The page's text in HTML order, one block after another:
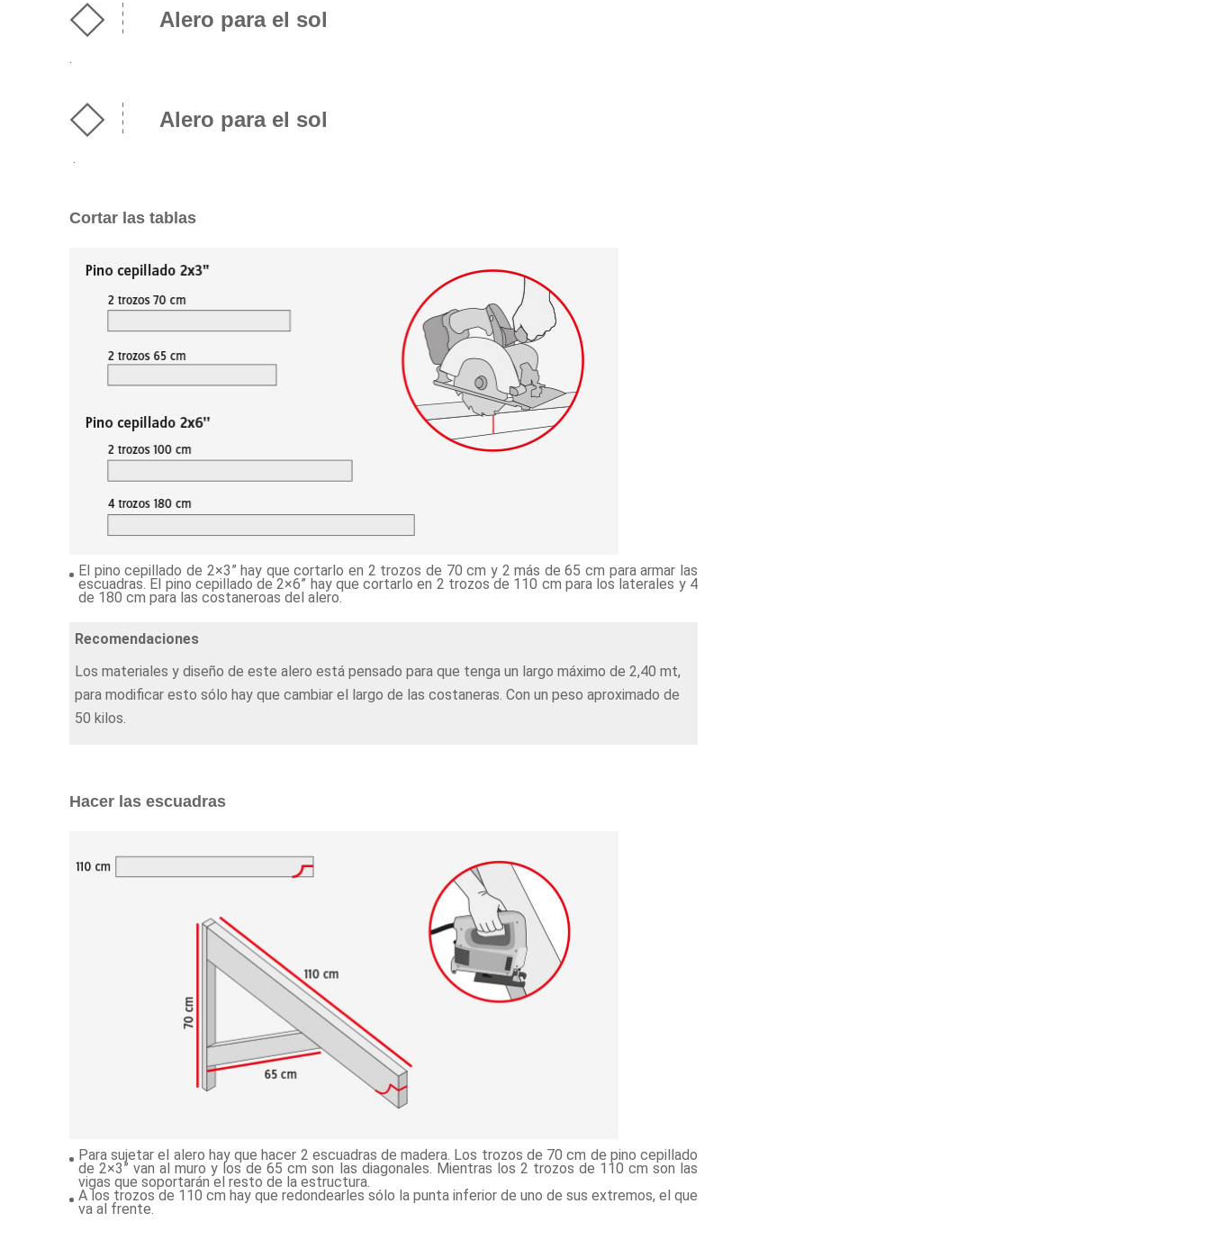
Alero para el sol
Alero para el sol
Cortar las tablas
El pino cepillado de 2×3” hay que cortarlo en 2 trozos de 70 cm y 2 más de 65 cm para armar las
escuadras. El pino cepillado de 2×6” hay que cortarlo en 2 trozos de 110 cm para los laterales y 4
de 180 cm para las costaneroas del alero.
Recomendaciones
Los materiales y diseño de este alero está pensado para que tenga un largo máximo de 2,40 mt,
para modificar esto sólo hay que cambiar el largo de las costaneras. Con un peso aproximado de
50 kilos.
Hacer las escuadras
Para sujetar el alero hay que hacer 2 escuadras de madera. Los trozos de 70 cm de pino cepillado
de 2×3” van al muro y los de 65 cm son las diagonales. Mientras los 2 trozos de 110 cm son las
vigas que soportarán el resto de la estructura.
A los trozos de 110 cm hay que redondearles sólo la punta inferior de uno de sus extremos, el que
va al frente.